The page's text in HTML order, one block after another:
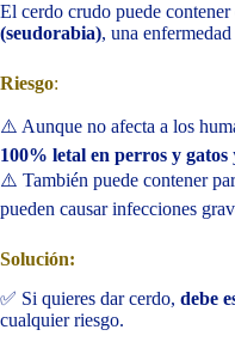
El cerdo crudo puede contener
(seudorabia), una
Riesgo:
⚠️ Aunque no afecta a los
100% letal en perros y gatos
⚠️ También puede contener
pueden causar infecciones
Solución:
✅ Si quieres dar cerdo, debe
cualquier riesgo.